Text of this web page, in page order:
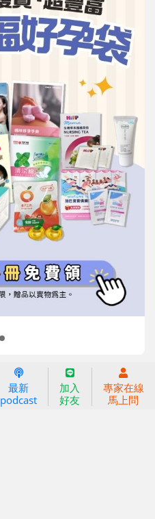
附設幼兒園
小袋鼠幼師網
最新
podcast
加入
好友
專家在線
馬上問